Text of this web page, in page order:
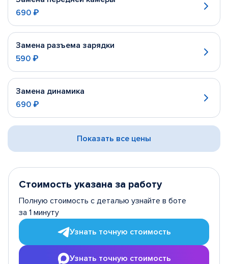
690 ₽
Замена разъема зарядки
590 ₽
Замена динамика
690 ₽
Показать все цены
Стоимость указана за работу
Полную стоимость с деталью узнайте в боте
за 1 минуту
Узнать точную стоимость
Узнать точную стоимость